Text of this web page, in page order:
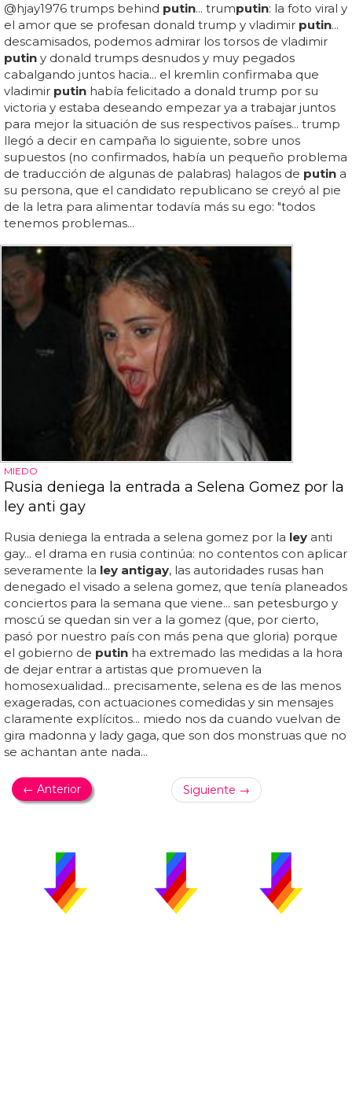
@hjay1976 trumps behind putin... trumputin: la foto viral y
el amor que se profesan donald trump y vladimir putin...
descamisados, podemos admirar los torsos de vladimir
putin y donald trumps desnudos y muy pegados
cabalgando juntos hacia... el kremlin confirmaba que
vladimir putin había felicitado a donald trump por su
victoria y estaba deseando empezar ya a trabajar juntos
para mejor la situación de sus respectivos países... trump
llegó a decir en campaña lo siguiente, sobre unos
supuestos (no confirmados, había un pequeño problema
de traducción de algunas de palabras) halagos de putin a
su persona, que el candidato republicano se creyó al pie
de la letra para alimentar todavía más su ego: "todos
tenemos problemas...
MIEDO
Rusia deniega la entrada a Selena Gomez por la
ley anti gay
Rusia deniega la entrada a selena gomez por la ley anti
gay... el drama en rusia continúa: no contentos con aplicar
severamente la ley antigay, las autoridades rusas han
denegado el visado a selena gomez, que tenía planeados
conciertos para la semana que viene... san petesburgo y
moscú se quedan sin ver a la gomez (que, por cierto,
pasó por nuestro país con más pena que gloria) porque
el gobierno de putin ha extremado las medidas a la hora
de dejar entrar a artistas que promueven la
homosexualidad... precisamente, selena es de las menos
exageradas, con actuaciones comedidas y sin mensajes
claramente explícitos... miedo nos da cuando vuelvan de
gira madonna y lady gaga, que son dos monstruas que no
se achantan ante nada...
← Anterior Siguiente →